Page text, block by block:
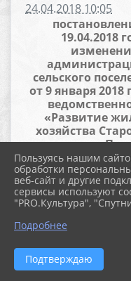
24.04.2018 10:05
19.04.2018
сельского
от 9 января
«Развитие
хозяйства
поселения
Файлы
Пользуясь нашим
обработки
веб-сайт и другие
сервисы используют
"PRO.Культура",
Подробнее
Подтверждаю